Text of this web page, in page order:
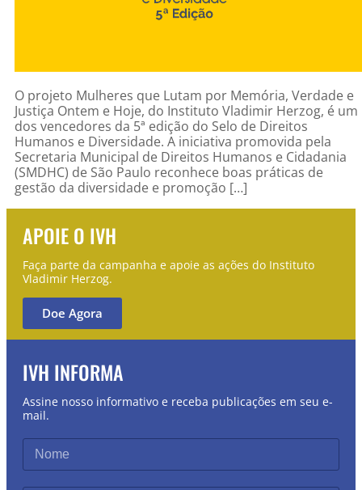
O projeto Mulheres que Lutam por Memória, Verdade e
Justiça Ontem e Hoje, do Instituto Vladimir Herzog, é um
dos vencedores da 5ª edição do Selo de Direitos
Humanos e Diversidade. A iniciativa promovida pela
Secretaria Municipal de Direitos Humanos e Cidadania
(SMDHC) de São Paulo reconhece boas práticas de
gestão da diversidade e promoção […]
APOIE O IVH
Faça parte da campanha e apoie as ações do Instituto
Vladimir Herzog.
Doe Agora
IVH INFORMA
Assine nosso informativo e receba publicações em seu e-
mail.